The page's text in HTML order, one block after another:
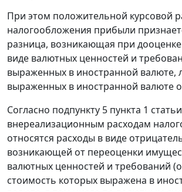
При этом положительной курсовой
налогообложения прибыли
разница, возникающая при
виде валютных ценностей и
выраженных в иностранной валюте,
выраженных в иностранной валюте
Согласно подпункту 5 пункта 1
внереализационным расходам
относятся расходы в виде
возникающей от переоценки
валютных ценностей и требований
стоимость которых выражена в